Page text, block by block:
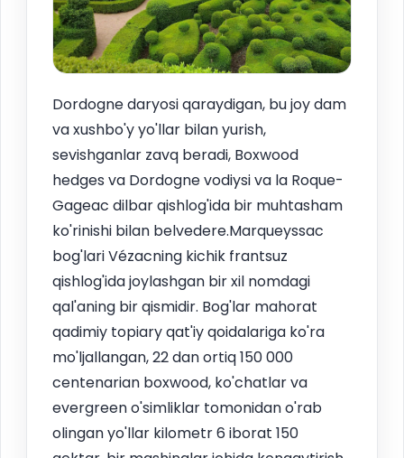
Dordogne daryosi qaraydigan, bu joy dam
va xushbo'y yo'llar bilan yurish,
sevishganlar zavq beradi, Boxwood
hedges va Dordogne vodiysi va la Roque-
Gageac dilbar qishlog'ida bir muhtasham
ko'rinishi bilan belvedere.Marqueyssac
bog'lari Vézacning kichik frantsuz
qishlog'ida joylashgan bir xil nomdagi
qal'aning bir qismidir. Bog'lar mahorat
qadimiy topiary qat'iy qoidalariga ko'ra
mo'ljallangan, 22 dan ortiq 150 000
centenarian boxwood, ko'chatlar va
evergreen o'simliklar tomonidan o'rab
olingan yo'llar kilometr 6 iborat 150